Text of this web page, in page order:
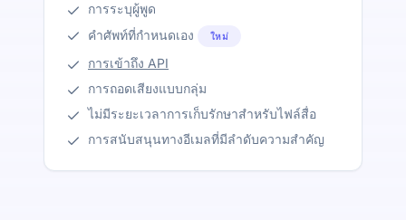
การระบุผู้พูด
คำศัพท์ที่กำหนดเอง
ใหม่
การเข้าถึง API
การถอดเสียงแบบกลุ่ม
ไม่มีระยะเวลาการเก็บรักษาสำหรับไฟล์สื่อ
การสนับสนุนทางอีเมลที่มีลำดับความสำคัญ